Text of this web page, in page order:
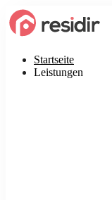
Startseite
Leistungen